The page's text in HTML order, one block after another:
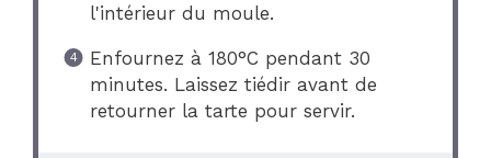
l'intérieur du moule.
Enfournez à 180°C pendant 30
minutes. Laissez tiédir avant de
retourner la tarte pour servir.